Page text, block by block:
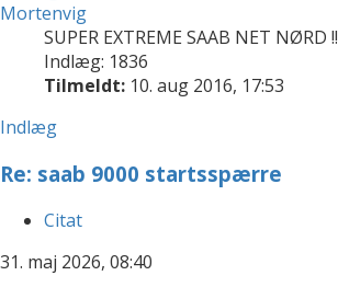
Mortenvig
SUPER EXTREME SAAB NET NØRD !!
Indlæg: 1836
Tilmeldt: 10. aug 2016, 17:53
Indlæg
Re: saab 9000 startsspærre
Citat
31. maj 2026, 08:40